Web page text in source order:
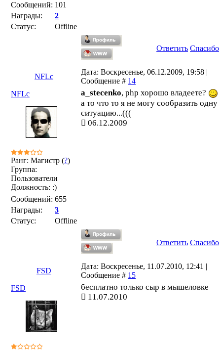
Сообщений: 101
Награды:
2
Статус:
Offline
Ответить Спасибо
NFLc
Дата: Воскресенье, 06.12.2009, 19:58 |
Сообщение # 14
NFLc
Ранг: Магистр (?)
Группа:
Пользователи
Должность: :)
Сообщений: 655
Награды:
3
Статус:
Offline
a_stecenko, php хорошо владеете?
а то что то я не могу сообразить одну
ситуацию...(((
06.12.2009
Ответить Спасибо
FSD
Дата: Воскресенье, 11.07.2010, 12:41 |
Сообщение # 15
FSD
бесплатно только сыр в мышеловке
11.07.2010